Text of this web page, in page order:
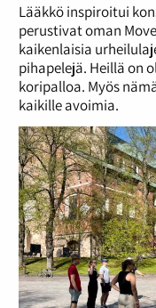
Lääkkö inspiroitui
perustivat oman
kaikenlaisia
pihapelejä. Heillä on
koripalloa. Myös
kaikille avoimia.